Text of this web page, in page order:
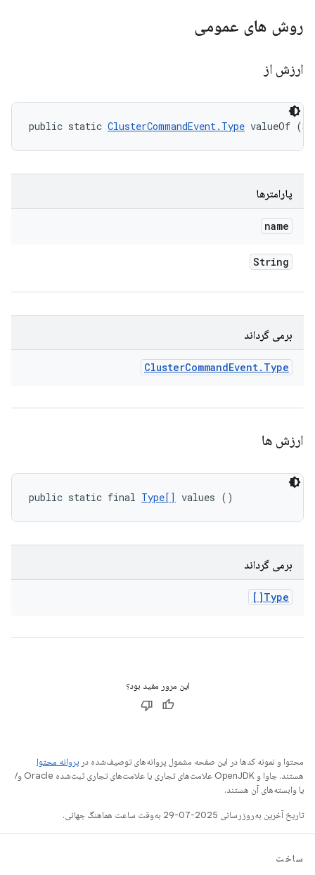
روش های عمومی
ارزش از
public static ClusterCommandEvent.Type valueOf
پارامترها
name
String
برمی گرداند
ClusterCommandEvent. Type
ارزش ها
public static final Type[] values ()
برمی گرداند
Type[]
این مرور مفید بود؟
محتوا و نمونه کدها در این صفحه مشمول پروانه‌های توصیف‌شده در پروانه محتوا
هستند. جاوا و OpenJDK علامت‌های تجاری یا علامت‌های تجاری ثبت‌شده Oracle و/
یا وابسته‌های آن هستند.
تاریخ آخرین به‌روزرسانی 2025-07-29 به‌وقت ساعت هماهنگ جهانی.
ساخت